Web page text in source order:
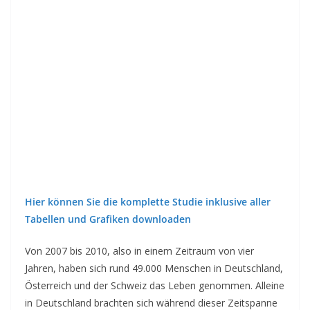
Hier können Sie die komplette Studie inklusive aller
Tabellen und Grafiken downloaden
Von 2007 bis 2010, also in einem Zeitraum von vier
Jahren, haben sich rund 49.000 Menschen in Deutschland,
Österreich und der Schweiz das Leben genommen. Alleine
in Deutschland brachten sich während dieser Zeitspanne